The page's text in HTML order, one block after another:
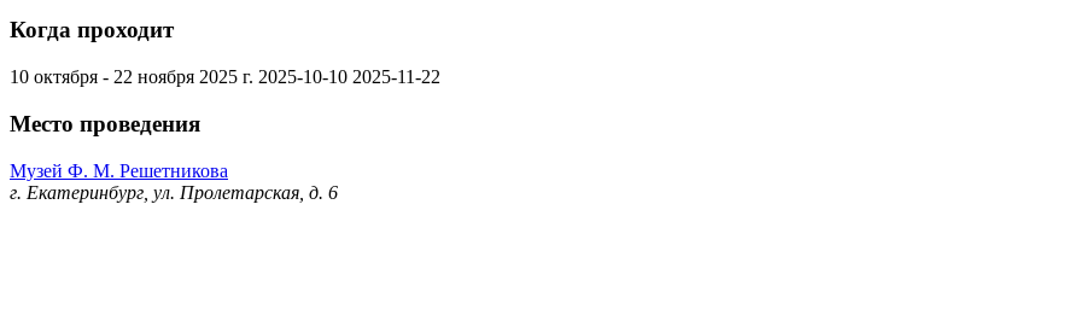
Когда проходит
10 октября - 22 ноября 2025 г. 2025-10-10 2025-11-22
Место проведения
Музей Ф. М. Решетникова
г. Екатеринбург, ул. Пролетарская, д. 6